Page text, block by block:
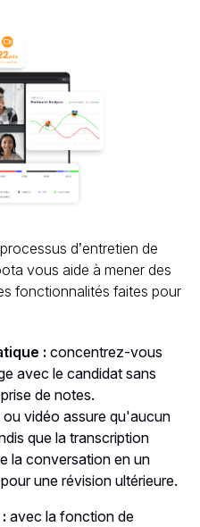
d’entretien de
vous aide à mener des
fonctionnalités faites pour
: concentrez-vous
avec le candidat sans
de notes.
vidéo assure qu'aucun
que la transcription
la conversation en un
une révision ultérieure.
avec la fonction de